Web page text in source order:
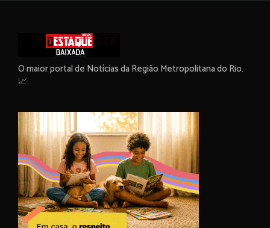
O maior portal de Notícias da Região Metropolitana do Rio.
📈.